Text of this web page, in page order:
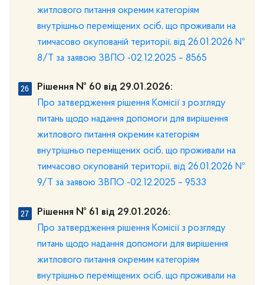
житлового питання окремим категоріям
внутрішньо переміщених осіб, що проживали на
тимчасово окупованій території, від 26.01.2026 №
8/Т за заявою ЗВПО -02.12.2025 – 8565
Рішення № 60 від 29.01.2026:
Про затвердження рішення Комісії з розгляду
питань щодо надання допомоги для вирішення
житлового питання окремим категоріям
внутрішньо переміщених осіб, що проживали на
тимчасово окупованій території, від 26.01.2026 №
9/Т за заявою ЗВПО -02.12.2025 – 9533
Рішення № 61 від 29.01.2026:
Про затвердження рішення Комісії з розгляду
питань щодо надання допомоги для вирішення
житлового питання окремим категоріям
внутрішньо переміщених осіб, що проживали на